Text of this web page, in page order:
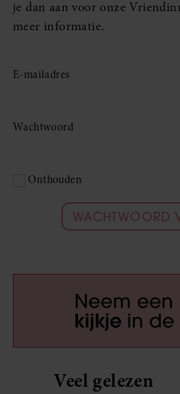
je dan aan voor onze
meer informatie.
E-mailadres
Wachtwoord
Onthouden
WACHTWOORD
Veel gelezen